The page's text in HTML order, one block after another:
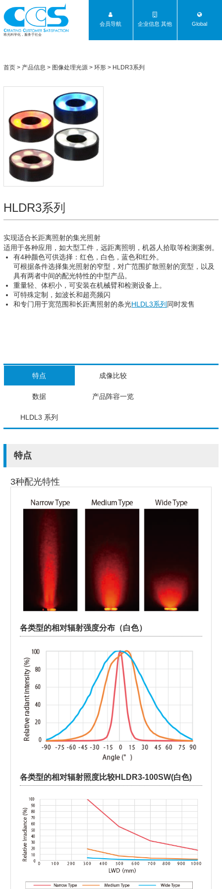
将光科学化，服务于社会
会员导航 企业信息 其他 Global
首页 > 产品信息 > 图像处理光源 > 环形 > HLDR3系列
HLDR3系列
实现适合长距离照射的集光照射
适用于各种应用，如大型工件，远距离照明，机器人拾取等检测案例。
有4种颜色可供选择：红色，白色，蓝色和红外。
可根据条件选择集光照射的窄型，对广范围扩散照射的宽型，以及
具有两者中间的配光特性的中型产品。
重量轻、体积小，可安装在机械臂和检测设备上。
可特殊定制，如波长和超亮频闪
和专门用于宽范围和长距离照射的条光HLDL3系列 同时发售
特点 成像比较
数据 产品阵容一览
HLDL3 系列
特点
3种配光特性
各类型的相对辐射强度分布（白色）
各类型的相对辐射照度比较HLDR3-100SW(白色)